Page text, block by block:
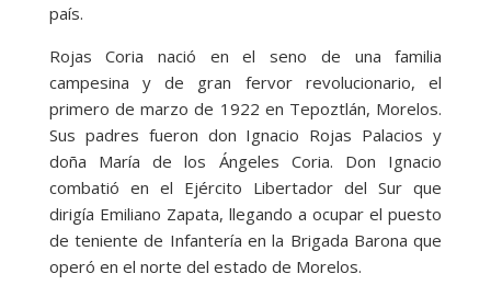
país.
Rojas Coria nació en el seno de una familia
campesina y de gran fervor revolucionario, el
primero de marzo de 1922 en Tepoztlán, Morelos.
Sus padres fueron don Ignacio Rojas Palacios y
doña María de los Ángeles Coria. Don Ignacio
combatió en el Ejército Libertador del Sur que
dirigía Emiliano Zapata, llegando a ocupar el puesto
de teniente de Infantería en la Brigada Barona que
operó en el norte del estado de Morelos.